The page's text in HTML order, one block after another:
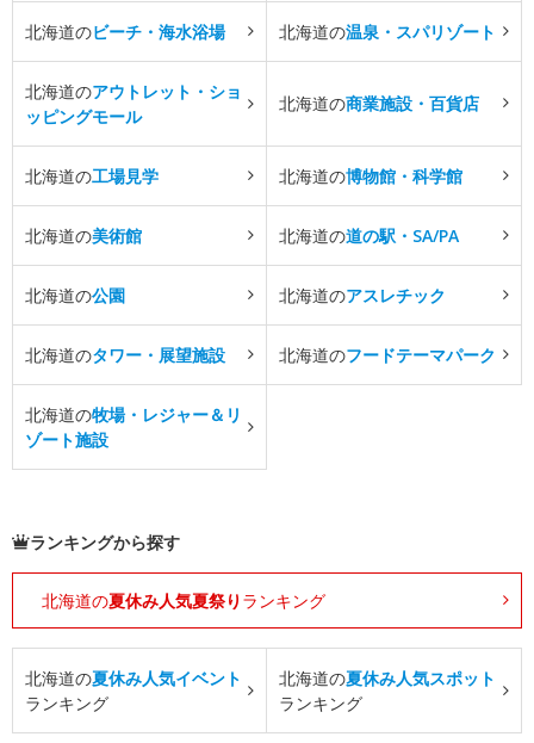
北海道のビーチ・海水浴場 北海道の温泉・スパリゾート
北海道のアウトレット・ショ
ッピングモール
北海道の商業施設・百貨店
北海道の工場見学 北海道の博物館・科学館
北海道の美術館 北海道の道の駅・SA/PA
北海道の公園 北海道のアスレチック
北海道のタワー・展望施設 北海道のフードテーマパーク
北海道の牧場・レジャー＆リ
ゾート施設
ランキングから探す
北海道の夏休み人気夏祭り ランキング
北海道の夏休み人気イベント
ランキング
北海道の夏休み人気スポット
ランキング